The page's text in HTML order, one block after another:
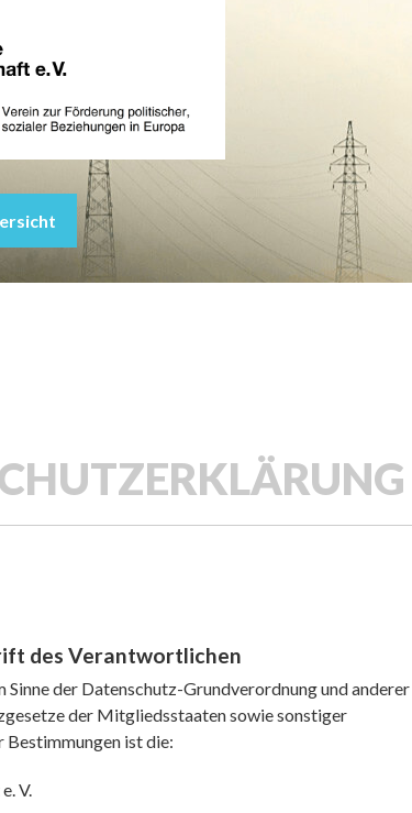
des Verantwortlichen
der Datenschutz-Grundverordnung und anderer
der Mitgliedsstaaten sowie sonstiger
ist die:
V.